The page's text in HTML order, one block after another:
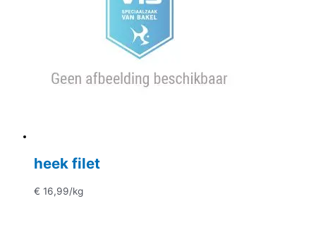
heek filet
€ 16,99/kg